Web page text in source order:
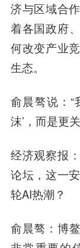
济与区域合
着各国政府
何改变产业
生态。
俞晨骜说 ：
沫’，而是更
经济观察报
论坛，这一
轮AI热潮？
俞晨骜 ：博